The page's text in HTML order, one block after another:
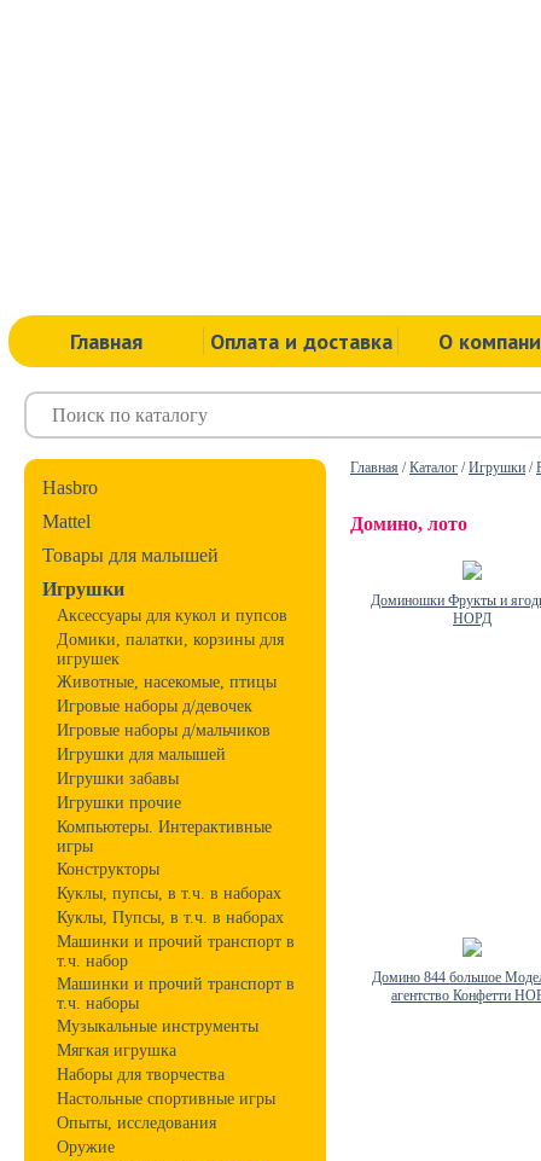
Главная Оплата и доставка О
Hasbro
Mattel
Товары для малышей
Игрушки
Аксессуары для кукол и пупсов
Домики, палатки, корзины для
игрушек
Животные, насекомые, птицы
Игровые наборы д/девочек
Игровые наборы д/мальчиков
Игрушки для малышей
Игрушки забавы
Игрушки прочие
Компьютеры. Интерактивные
игры
Конструкторы
Куклы, пупсы, в т.ч. в наборах
Куклы, Пупсы, в т.ч. в наборах
Машинки и прочий транспорт в
т.ч. набор
Машинки и прочий транспорт в
т.ч. наборы
Музыкальные инструменты
Мягкая игрушка
Наборы для творчества
Настольные спортивные игры
Опыты, исследования
Оружие
Главная /Каталог /Игрушки /
Домино, лото
Доминошки Фрукты и
НОРД
Домино 844 большое
агентство Конфетти